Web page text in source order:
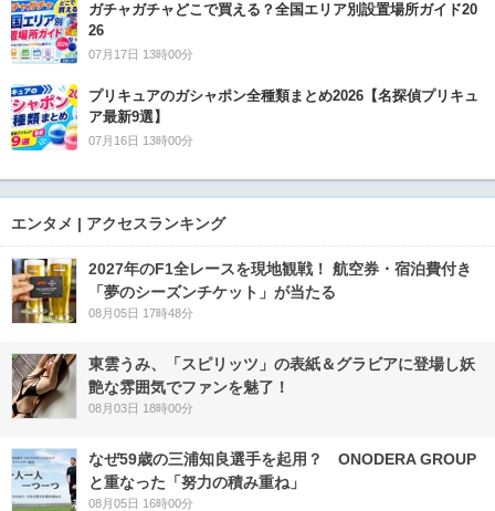
ガチャガチャどこで買える？全国エリア別設置場所ガイド20
26
07月17日 13時00分
プリキュアのガシャポン全種類まとめ2026【名探偵プリキュ
ア最新9選】
07月16日 13時00分
エンタメ | アクセスランキング
2027年のF1全レースを現地観戦！ 航空券・宿泊費付き
「夢のシーズンチケット」が当たる
08月05日 17時48分
東雲うみ、「スピリッツ」の表紙＆グラビアに登場し妖
艶な雰囲気でファンを魅了！
08月03日 18時00分
なぜ59歳の三浦知良選手を起用？ ONODERA GROUP
と重なった「努力の積み重ね」
08月05日 16時00分